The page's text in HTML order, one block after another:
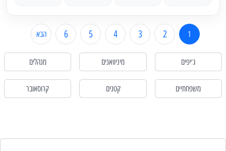
1
2
3
4
5
6 הבא
ג׳יפים מיניוואנים מנהלים
משפחתיים קטנים קרוסאובר